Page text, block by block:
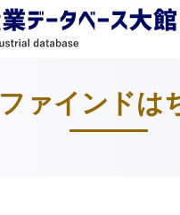
ファインドは